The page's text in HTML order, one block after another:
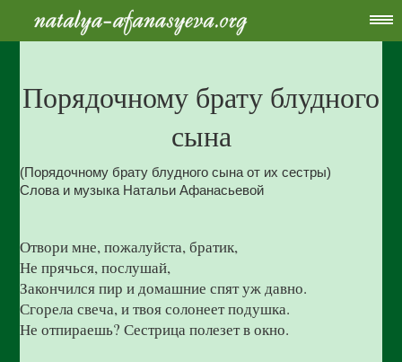
Порядочному брату блудного
сына
(Порядочному брату блудного сына от их сестры)
Слова и музыка Натальи Афанасьевой
Отвори мне, пожалуйста, братик,
Не прячься, послушай,
Закончился пир и домашние спят уж давно.
Сгорела свеча, и твоя солонеет подушка.
Не отпираешь? Сестрица полезет в окно.